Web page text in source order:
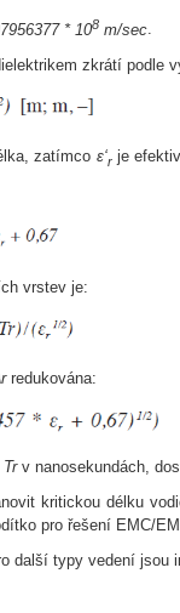
* 108 m/sec.
zkrátí podle
zatímco ε‘rje
vrstev je:
redukována:
Tr v nanosekundách,
kritickou délku
pro řešení EMC/
další typy vedení jsou